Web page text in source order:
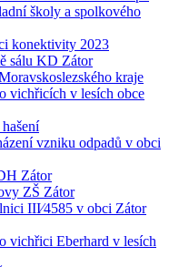
školy a spolkového
konektivity 2023
sálu KD Zátor
kraje
vichřicích v lesích obce
vzniku odpadů v obci
Zátor
ZŠ Zátor
III⁄4585 v obci Zátor
vichřici Eberhard v lesích